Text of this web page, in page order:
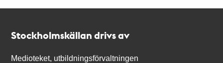
Stockholmskällan drivs av
Medioteket, utbildningsförvaltningen